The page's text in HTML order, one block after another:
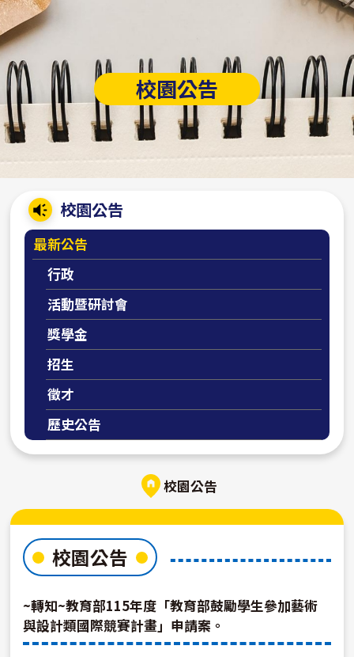
校園公告
校園公告
最新公告
行政
活動暨研討會
獎學金
招生
徵才
歷史公告
校園公告
校園公告
~轉知~教育部115年度「教育部鼓勵學生參加藝術
與設計類國際競賽計畫」申請案。